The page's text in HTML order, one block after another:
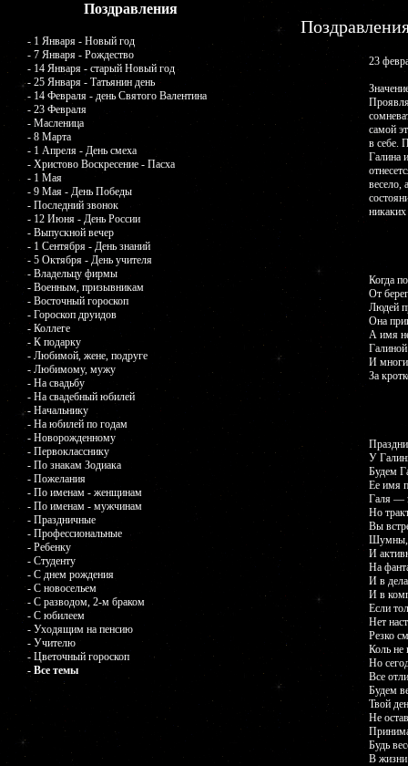
Поздравления
- 1 Января - Новый год
- 7 Января - Рождество
- 14 Января - старый Новый год
- 25 Января - Татьянин день
- 14 Февраля - день Святого Валентина
- 23 Февраля
- Масленица
- 8 Марта
- 1 Апреля - День смеха
- Христово Воскресение - Пасха
- 1 Мая
- 9 Мая - День Победы
- Последний звонок
- 12 Июня - День России
- Выпускной вечер
- 1 Сентября - День знаний
- 5 Октября - День учителя
- Владельцу фирмы
- Военным, призывникам
- Восточный гороскоп
- Гороскоп друидов
- Коллеге
- К подарку
- Любимой, жене, подруге
- Любимому, мужу
- На свадьбу
- На свадебный юбилей
- Начальнику
- На юбилей по годам
- Новорожденному
- Первокласснику
- По знакам Зодиака
- Пожелания
- По именам - женщинам
- По именам - мужчинам
- Праздничные
- Профессиональные
- Ребенку
- Студенту
- С днем рождения
- С новосельем
- С разводом, 2-м браком
- С юбилеем
- Уходящим на пенсию
- Учителю
- Цветочный гороскоп
- Все темы
23
самой
в себе.
Галина
весело,
Когда
От
Людей
Она
А имя
И
За
У
Будем
Ее имя
Галя —
Но
Вы
Шумны,
И
На
И в
И в
Если
Нет
Резко
Коль не
Но
Все
Будем
Твой
Не
Будь
В жизни